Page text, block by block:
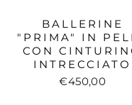
BALLERINE
"PRIMA" IN
CON
INTRECCIATO
€450,00